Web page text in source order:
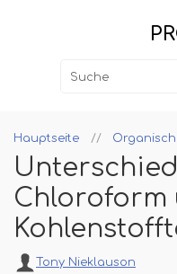
Hauptseite
Chloroform
Tony Nieklauson